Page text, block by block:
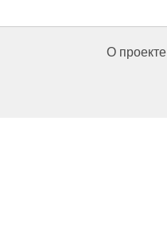
О проекте